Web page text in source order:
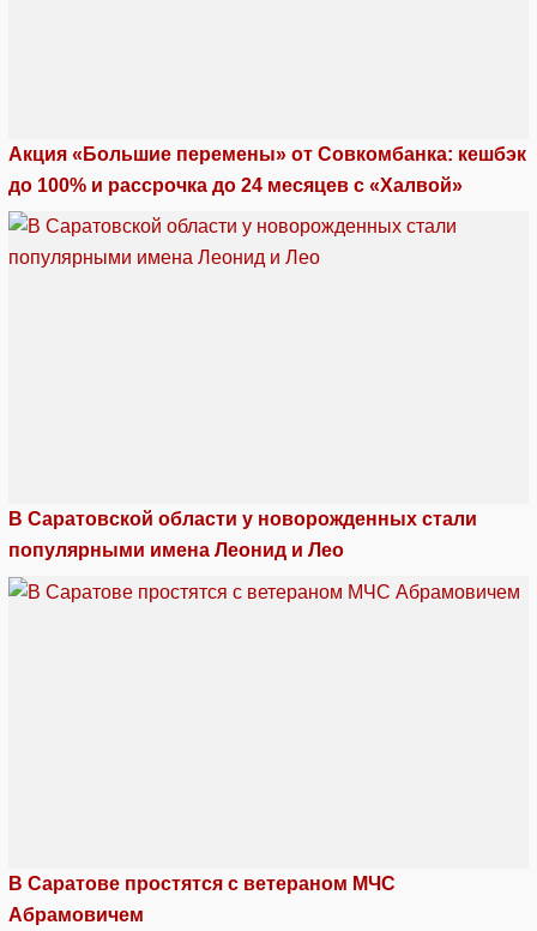
Акция «Большие перемены» от Совкомбанка: кешбэк
до 100% и рассрочка до 24 месяцев с «Халвой»
В Саратовской области у новорожденных стали
популярными имена Леонид и Лео
В Саратове простятся с ветераном МЧС
Абрамовичем